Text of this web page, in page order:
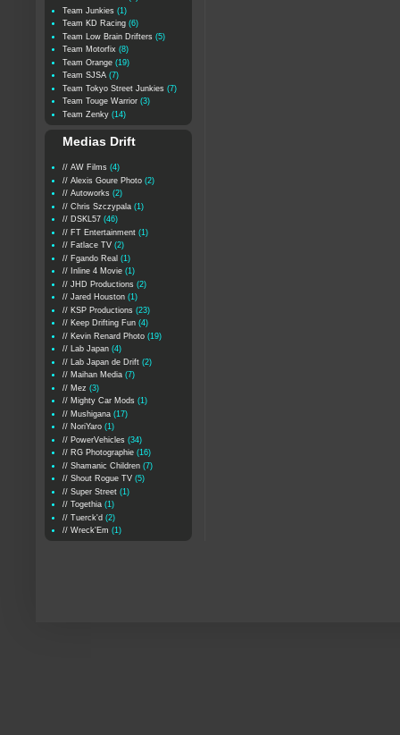
Team Junkies (1)
Team KD Racing (6)
Team Low Brain Drifters (5)
Team Motorfix (8)
Team Orange (19)
Team SJSA (7)
Team Tokyo Street Junkies (7)
Team Touge Warrior (3)
Team Zenky (14)
Medias Drift
// AW Films (4)
// Alexis Goure Photo (2)
// Autoworks (2)
// Chris Szczypala (1)
// DSKL57 (46)
// FT Entertainment (1)
// Fatlace TV (2)
// Fgando Real (1)
// Inline 4 Movie (1)
// JHD Productions (2)
// Jared Houston (1)
// KSP Productions (23)
// Keep Drifting Fun (4)
// Kevin Renard Photo (19)
// Lab Japan (4)
// Lab Japan de Drift (2)
// Maihan Media (7)
// Mez (3)
// Mighty Car Mods (1)
// Mushigana (17)
// NoriYaro (1)
// PowerVehicles (34)
// RG Photographie (16)
// Shamanic Children (7)
// Shout Rogue TV (5)
// Super Street (1)
// Togethia (1)
// Tuerck'd (2)
// Wreck'Em (1)